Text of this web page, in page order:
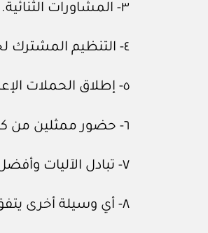
٣- المشاورات الثنائية.
٤- التنظيم المشترك لجلسات العمل والندوات والدورات التدريبية والمؤتمرات.
٥- إطلاق الحملات الإعلامية، من خلال المنصات الإعلامية المختلفة، وشبكات التواصل الاجتماعي.
٦- حضور ممثلين من كل طرف للدورات التدريبية وجلسات العمل التي ينظمها الطرف الآخر.
٧- تبادل الآليات وأفضل الممارسات المعمول بها في المجالات ذات الاهتمام المشترك.
٨- أي وسيلة أخرى يتفق عليها الطرفان.